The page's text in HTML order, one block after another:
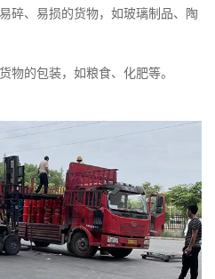
碎、易损的货物，如玻璃制品、陶
物的包装，如粮食、化肥等。